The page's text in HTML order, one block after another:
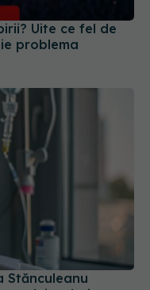
problema